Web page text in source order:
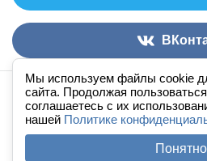
Мы используем файлы cookie
сайта. Продолжая
соглашаетесь с их
нашей Политике
Понятно
Аудиокниги слушать онлайн
По всем вопросам:
Правила сайта ·